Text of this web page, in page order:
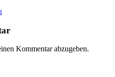
Kommentar abzugeben.